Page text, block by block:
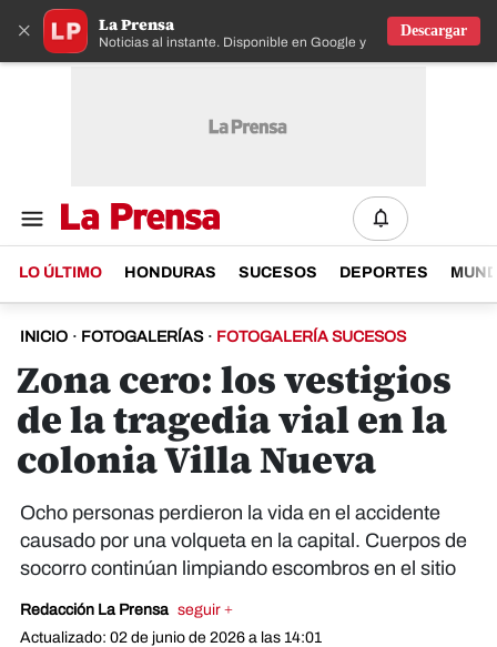
× La Prensa
Noticias al instante. Disponible en Google y IOS
Descargar
LO ÚLTIMO HONDURAS SUCESOS DEPORTES
INICIO · FOTOGALERÍAS · FOTOGALERÍA SUCESOS
Zona cero: los vestigios
de la tragedia vial en la
colonia Villa Nueva
Ocho personas perdieron la vida en el accidente
causado por una volqueta en la capital. Cuerpos de
socorro continúan limpiando escombros en el sitio
Redacción La Prensa seguir +
Actualizado: 02 de junio de 2026 a las 14:01